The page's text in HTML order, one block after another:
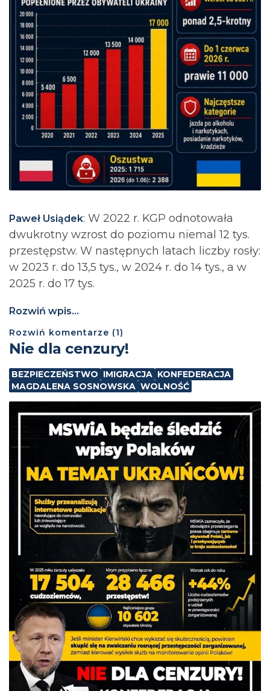
Paweł Usiądek: ⁨W 2022 r. KGP odnotowała
dwukrotny wzrost do poziomu niemal 12 tys.
przestępstw. W następnych latach liczby rosły:
w 2023 r. do 13,5 tys., w 2024 r. do 14 tys., a w
2025 r. do 17 tys.
Rozwiń wpis...
Rozwiń komentarze (1)
Nie dla cenzury!
BEZPIECZEŃSTWO IMIGRACJA KONFEDERACJA
MAGDALENA SOSNOWSKA WOLNOŚĆ